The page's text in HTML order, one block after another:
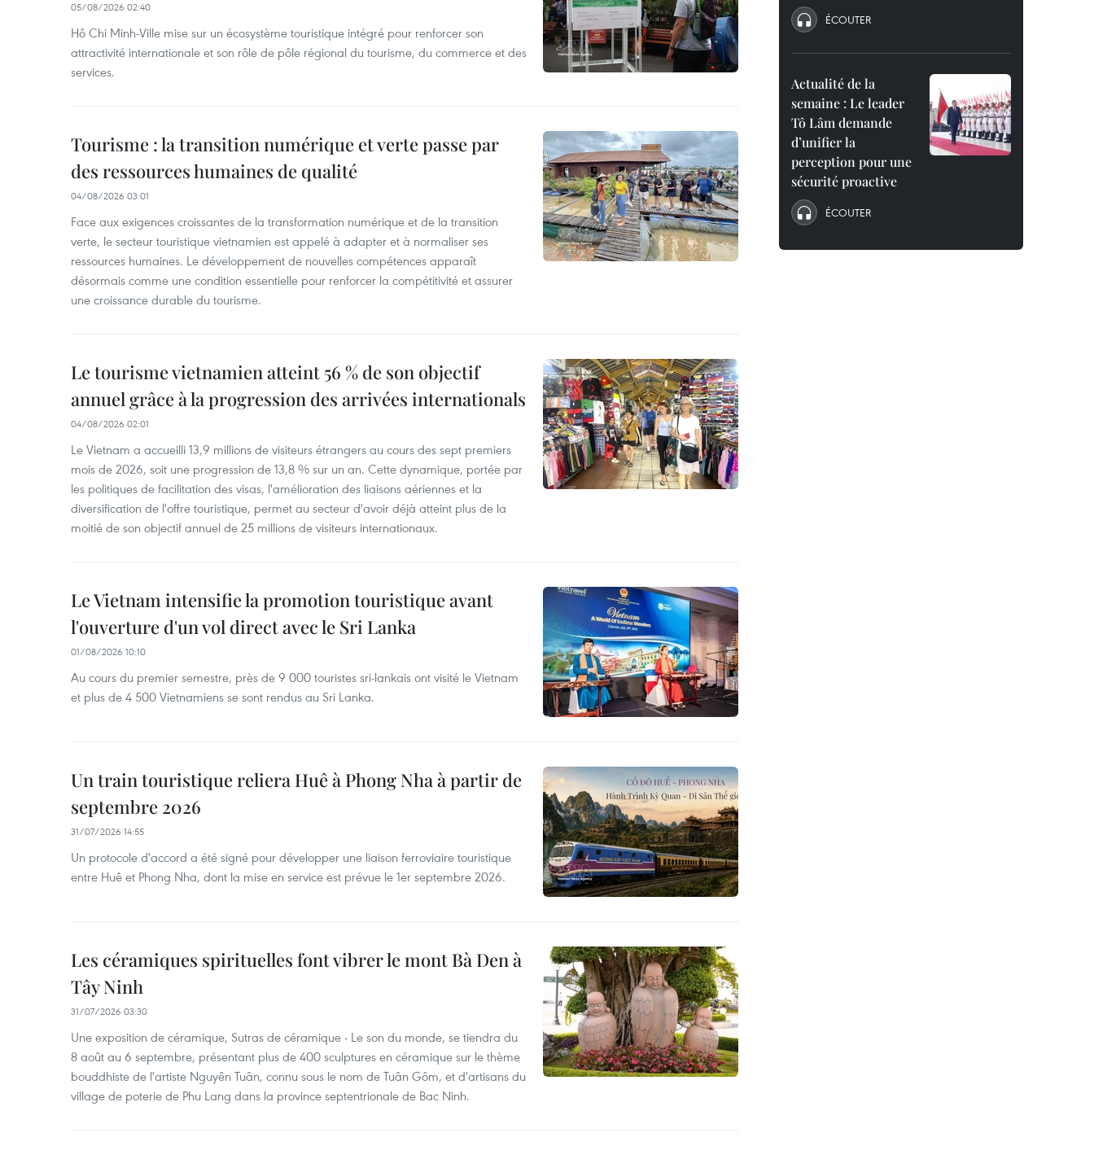
05/08/2026 02:40
Hô Chi Minh-Ville mise sur un écosystème touristique intégré pour renforcer son
attractivité internationale et son rôle de pôle régional du tourisme, du commerce et des
services.
Tourisme : la transition numérique et verte passe par
des ressources humaines de qualité
04/08/2026 03:01
Face aux exigences croissantes de la transformation numérique et de la transition
verte, le secteur touristique vietnamien est appelé à adapter et à normaliser ses
ressources humaines. Le développement de nouvelles compétences apparaît
désormais comme une condition essentielle pour renforcer la compétitivité et assurer
une croissance durable du tourisme.
Le tourisme vietnamien atteint 56 % de son objectif
annuel grâce à la progression des arrivées internationals
04/08/2026 02:01
Le Vietnam a accueilli 13,9 millions de visiteurs étrangers au cours des sept premiers
mois de 2026, soit une progression de 13,8 % sur un an. Cette dynamique, portée par
les politiques de facilitation des visas, l'amélioration des liaisons aériennes et la
diversification de l'offre touristique, permet au secteur d'avoir déjà atteint plus de la
moitié de son objectif annuel de 25 millions de visiteurs internationaux.
Le Vietnam intensifie la promotion touristique avant
l'ouverture d'un vol direct avec le Sri Lanka
01/08/2026 10:10
Au cours du premier semestre, près de 9 000 touristes sri-lankais ont visité le Vietnam
et plus de 4 500 Vietnamiens se sont rendus au Sri Lanka.
Un train touristique reliera Huê à Phong Nha à partir de
septembre 2026
31/07/2026 14:55
Un protocole d'accord a été signé pour développer une liaison ferroviaire touristique
entre Huê et Phong Nha, dont la mise en service est prévue le 1er septembre 2026.
Les céramiques spirituelles font vibrer le mont Bà Den à
Tây Ninh
31/07/2026 03:30
Une exposition de céramique, Sutras de céramique - Le son du monde, se tiendra du
8 août au 6 septembre, présentant plus de 400 sculptures en céramique sur le thème
bouddhiste de l'artiste Nguyên Tuân, connu sous le nom de Tuân Gôm, et d'artisans du
village de poterie de Phu Lang dans la province septentrionale de Bac Ninh.
ÉCOUTER
Actualité de la
semaine : Le leader
Tô Lâm demande
d’unifier la
perception pour une
sécurité proactive
ÉCOUTER